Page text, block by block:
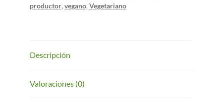
productor,vegano,Vegetariano
Descripción
Valoraciones (0)